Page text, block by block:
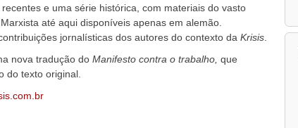
e uma série histórica, com materiais do vasto
até aqui disponíveis apenas em alemão.
jornalísticas dos autores do contexto da Krisis.
nova tradução do Manifesto contra o trabalho, que
do texto original.